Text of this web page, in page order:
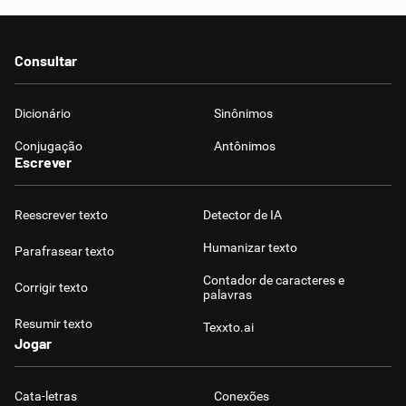
Consultar
Dicionário Sinônimos
Conjugação Antônimos
Escrever
Reescrever texto
Parafrasear texto
Corrigir texto
Resumir texto
Detector de IA
Humanizar texto
Contador de caracteres e
palavras
Texxto.ai
Jogar
Cata-letras Conexões